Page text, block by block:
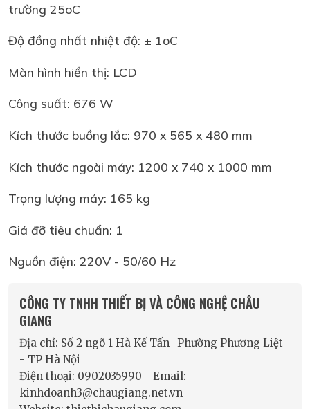
trường 25oC
Độ đồng nhất nhiệt độ: ± 1oC
Màn hình hiển thị: LCD
Công suất: 676 W
Kích thước buồng lắc: 970 x 565 x 480 mm
Kích thước ngoài máy: 1200 x 740 x 1000 mm
Trọng lượng máy: 165 kg
Giá đỡ tiêu chuẩn: 1
Nguồn điện: 220V - 50/60 Hz
CÔNG TY TNHH THIẾT BỊ VÀ CÔNG NGHỆ CHÂU
GIANG
Địa chỉ: Số 2 ngõ 1 Hà Kế Tấn- Phường Phương Liệt
- TP Hà Nội
Điện thoại: 0902035990 - Email:
kinhdoanh3@chaugiang.net.vn